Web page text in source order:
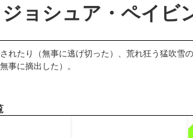
ジョシュア・ペイビ
れたり（無事に逃げ切った）、荒れ狂う猛吹雪
事に摘出した）。